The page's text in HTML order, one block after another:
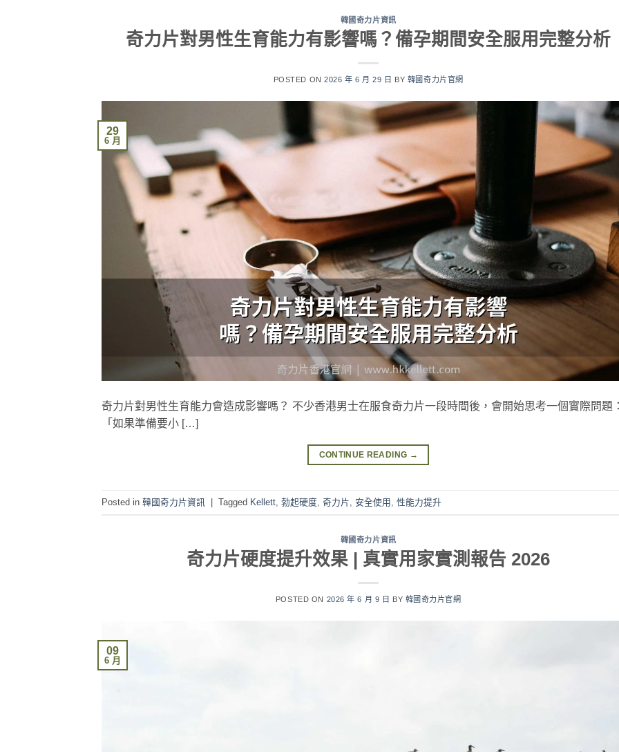
韓國奇力片資訊
奇力片對男性生育能力有影響嗎？備孕期間安全服用完整分析
POSTED ON2026 年 6 月 29 日 BY 韓國奇力片官網
29
6 月
奇力片對男性生育能力會造成影響嗎？ 不少香港男士在服食奇力片一段時間後，會開始思考一個實際問題
「如果準備要小 […]
CONTINUE READING →
Posted in 韓國奇力片資訊 | Tagged Kellett 勃起硬度 奇力片 安全使用 性能力提升
韓國奇力片資訊
奇力片硬度提升效果 | 真實用家實測報告 2026
POSTED ON 2026 年 6 月 9 日 BY 韓國奇力片官網
09
6 月